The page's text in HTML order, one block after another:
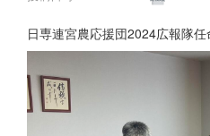
日専連宮農応援団2024広報隊任